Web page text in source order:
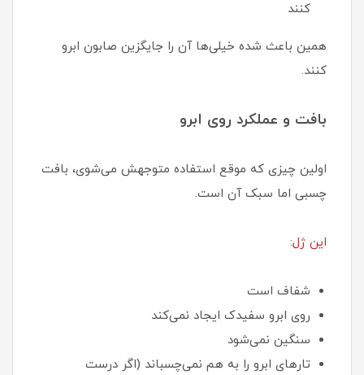
کنند
همین باعث شده خیلی‌ها آن را جایگزین صابون ابرو
کنند.
بافت و عملکرد روی ابرو
اولین چیزی که موقع استفاده متوجهش می‌شوی، بافت
چسبی اما سبک آن است.
این ژل:
شفاف است
روی ابرو سفیدک ایجاد نمی‌کند
سنگین نمی‌شود
تارهای ابرو را به هم نمی‌چسباند (اگر درست